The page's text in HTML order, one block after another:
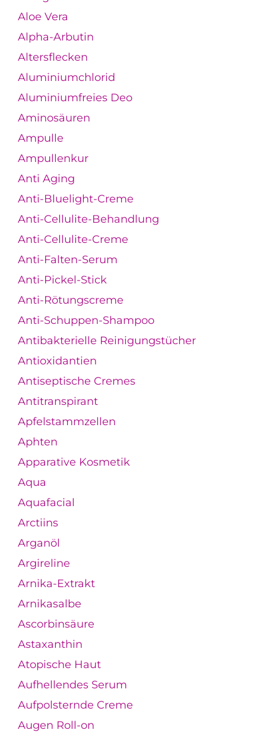
Aloe Vera
Alpha-Arbutin
Altersflecken
Aluminiumchlorid
Aluminiumfreies Deo
Aminosäuren
Ampulle
Ampullenkur
Anti Aging
Anti-Bluelight-Creme
Anti-Cellulite-Behandlung
Anti-Cellulite-Creme
Anti-Falten-Serum
Anti-Pickel-Stick
Anti-Rötungscreme
Anti-Schuppen-Shampoo
Antibakterielle Reinigungstücher
Antioxidantien
Antiseptische Cremes
Antitranspirant
Apfelstammzellen
Aphten
Apparative Kosmetik
Aqua
Aquafacial
Arctiins
Arganöl
Argireline
Arnika-Extrakt
Arnikasalbe
Ascorbinsäure
Astaxanthin
Atopische Haut
Aufhellendes Serum
Aufpolsternde Creme
Augen Roll-on